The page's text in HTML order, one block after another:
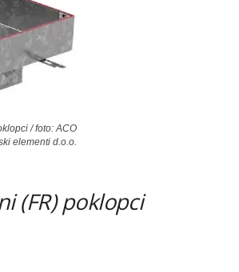
/ foto: ACO
elementi d.o.o.
(FR) poklopci